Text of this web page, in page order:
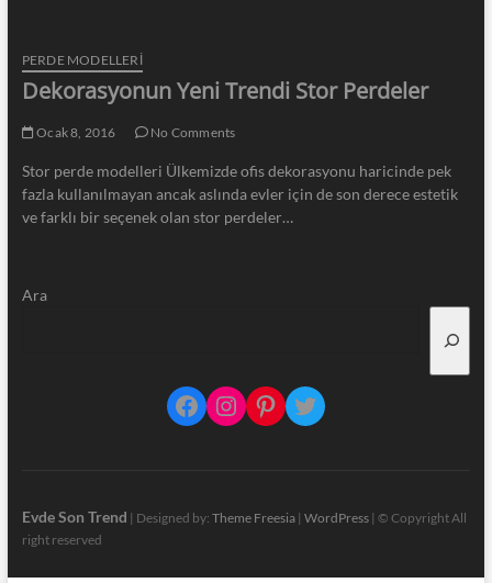
PERDE MODELLERI
Dekorasyonun Yeni Trendi Stor Perdeler
Ocak 8, 2016 No Comments
Stor perde modelleri Ülkemizde ofis dekorasyonu haricinde pek
fazla kullanılmayan ancak aslında evler için de son derece estetik
ve farklı bir seçenek olan stor perdeler…
Ara
Facebook
Instagram
Pinterest
Twitter
Evde Son Trend | Designed by: Theme Freesia| WordPress| © Copyright All
right reserved